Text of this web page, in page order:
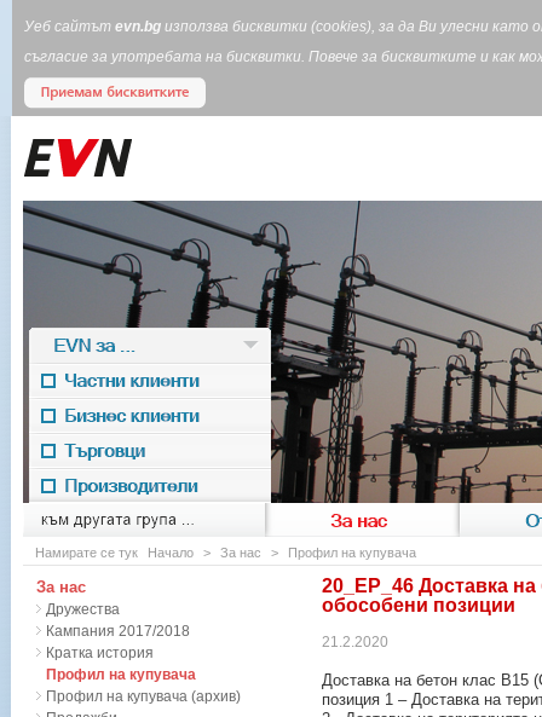
Уеб сайтът evn.bg използва бисквитки (cookies), за да Ви улесни
съгласие за употребата на бисквитки. Повече за бисквитките и
към другата група ... За нас
EVN for
EVN за ...
Частни клиенти
Бизнес клиенти
Търговци
Производители
Намирате се тук Начало > За нас > Профил на купувача
20_EP_46 Доставка
обособени позиции
21.2.2020
Доставка на бетон клас В15
позиция 1 – Доставка на
За нас
Дружества
Кампания 2017/2018
Кратка история
Профил на купувача
Профил на купувача (архив)